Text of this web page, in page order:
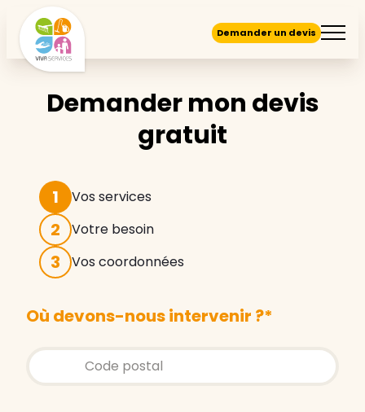
Demander un devis
Demander mon devis
gratuit
1 Vos services
2 Votre besoin
3 Vos coordonnées
Où devons-nous intervenir ?*
Store locator global - Autocompletion
Rechercher